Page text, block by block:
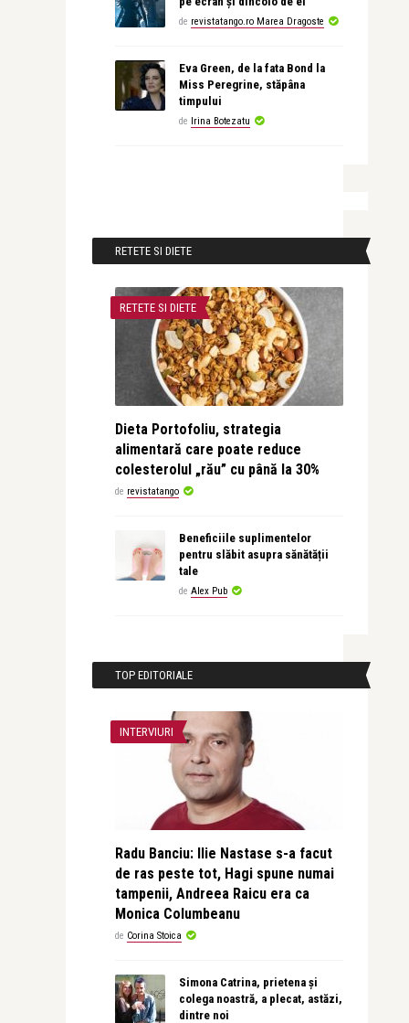
de revistatango.ro Marea Dragoste
Eva Green, de la fata Bond la
Miss Peregrine, stăpâna
timpului
de Irina Botezatu
RETETE SI DIETE
RETETE SI DIETE
Dieta Portofoliu, strategia
alimentară care poate reduce
colesterolul „rău” cu până la 30%
de revistatango
Beneficiile suplimentelor
pentru slăbit asupra sănătății
tale
de Alex Pub
TOP EDITORIALE
INTERVIURI
Radu Banciu: Ilie Nastase s-a facut
de ras peste tot, Hagi spune numai
tampenii, Andreea Raicu era ca
Monica Columbeanu
de Corina Stoica
Simona Catrina, prietena și
colega noastră, a plecat, astăzi,
dintre noi